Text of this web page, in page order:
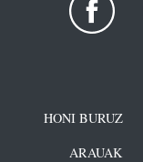
HONI BURUZ
ARAUAK